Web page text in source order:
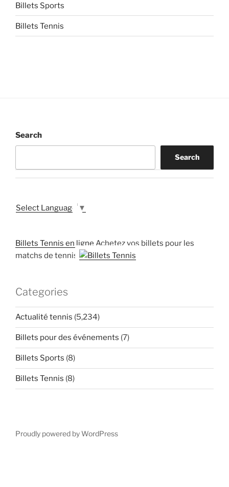
Billets Sports
Billets Tennis
Search
Search
Select Language ▼
Billets Tennis en ligne Achetez vos billets pour les
matchs de tennis
Categories
Actualité tennis (5,234)
Billets pour des événements (7)
Billets Sports (8)
Billets Tennis (8)
Proudly powered by WordPress